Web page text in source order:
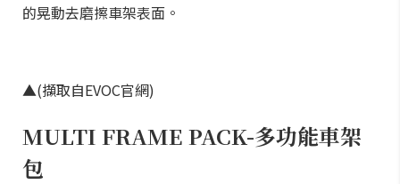
的晃動去磨擦車架表面。
▲(擷取自EVOC官網)
MULTI FRAME PACK-多功能車架
包